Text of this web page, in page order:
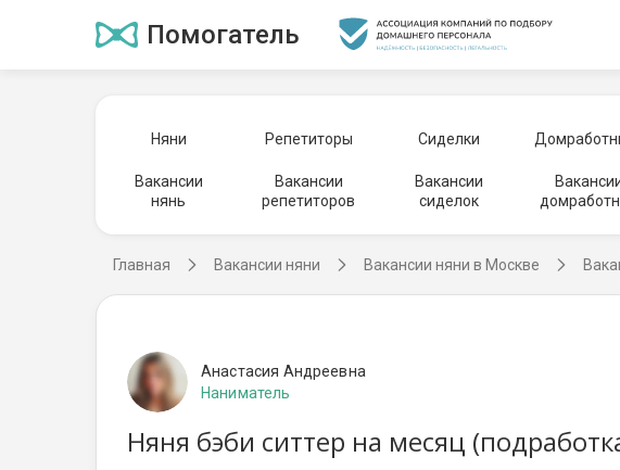
Помогатель
Няни Репетиторы Сиделки
Вакансии
нянь
Вакансии
репетиторов
Вакансии
сиделок
Главная Вакансии няни Вакансии няни в Москве
Анастасия Андреевна
Наниматель
Няня бэби ситтер на месяц